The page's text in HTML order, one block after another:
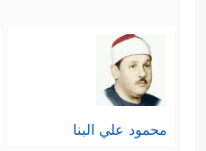
محمود علي البنا